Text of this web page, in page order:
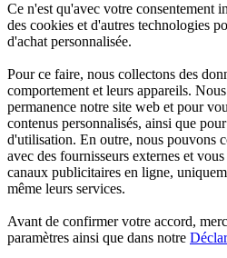
Ce n'est qu'avec votre consentement
des cookies et d'autres technologies
d'achat personnalisée.
Pour ce faire, nous collectons des
comportement et leurs appareils.
permanence notre site web et pour
contenus personnalisés, ainsi que
d'utilisation. En outre, nous pouvons
avec des fournisseurs externes et
canaux publicitaires en ligne,
même leurs services.
Avant de confirmer votre accord,
paramètres ainsi que dans notre